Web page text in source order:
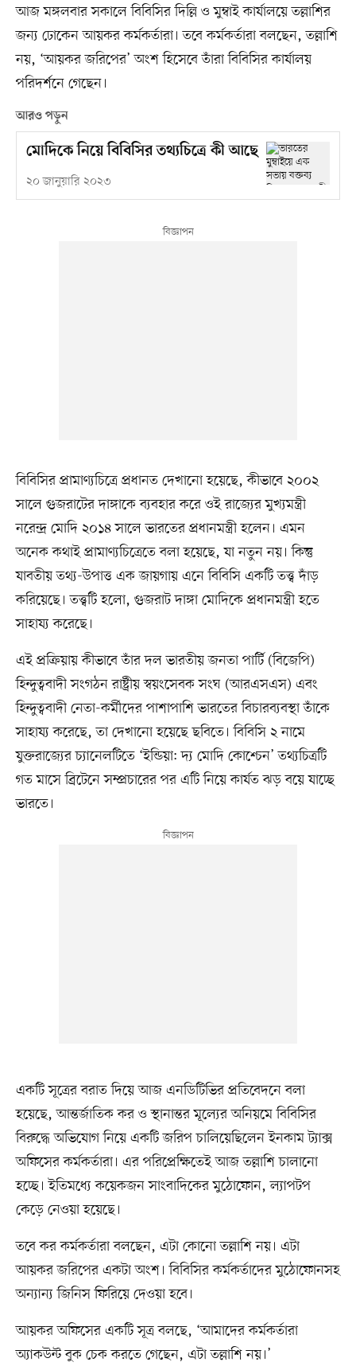
আজ মঙ্গলবার সকালে বিবিসির দিল্লি ও মুম্বাই কার্যালয়ে তল্লাশির
জন্য ঢোকেন আয়কর কর্মকর্তারা। তবে কর্মকর্তারা বলছেন, তল্লাশি
নয়, ‘আয়কর জরিপের’ অংশ হিসেবে তাঁরা বিবিসির কার্যালয়
পরিদর্শনে গেছেন।
আরও পড়ুন
মোদিকে নিয়ে বিবিসির তথ্যচিত্রে কী আছে
২০ জানুয়ারি ২০২৩
বিবিসির প্রামাণ্যচিত্রে প্রধানত দেখানো হয়েছে, কীভাবে ২০০২
সালে গুজরাটের দাঙ্গাকে ব্যবহার করে ওই রাজ্যের মুখ্যমন্ত্রী
নরেন্দ্র মোদি ২০১৪ সালে ভারতের প্রধানমন্ত্রী হলেন। এমন
অনেক কথাই প্রামাণ্যচিত্রেতে বলা হয়েছে, যা নতুন নয়। কিন্তু
যাবতীয় তথ্য-উপাত্ত এক জায়গায় এনে বিবিসি একটি তত্ত্ব দাঁড়
করিয়েছে। তত্ত্বটি হলো, গুজরাট দাঙ্গা মোদিকে প্রধানমন্ত্রী হতে
সাহায্য করেছে।
এই প্রক্রিয়ায় কীভাবে তাঁর দল ভারতীয় জনতা পার্টি (বিজেপি)
হিন্দুত্ববাদী সংগঠন রাষ্ট্রীয় স্বয়ংসেবক সংঘ (আরএসএস) এবং
হিন্দুত্ববাদী নেতা-কর্মীদের পাশাপাশি ভারতের বিচারব্যবস্থা তাঁকে
সাহায্য করেছে, তা দেখানো হয়েছে ছবিতে। বিবিসি ২ নামে
যুক্তরাজ্যের চ্যানেলটিতে ‘ইন্ডিয়া: দ্য মোদি কোশ্চেন’ তথ্যচিত্রটি
গত মাসে ব্রিটেনে সম্প্রচারের পর এটি নিয়ে কার্যত ঝড় বয়ে যাচ্ছে
ভারতে।
একটি সূত্রের বরাত দিয়ে আজ এনডিটিভির প্রতিবেদনে বলা
হয়েছে, আন্তর্জাতিক কর ও স্থানান্তর মূল্যের অনিয়মে বিবিসির
বিরুদ্ধে অভিযোগ নিয়ে একটি জরিপ চালিয়েছিলেন ইনকাম ট্যাক্স
অফিসের কর্মকর্তারা। এর পরিপ্রেক্ষিতেই আজ তল্লাশি চালানো
হচ্ছে। ইতিমধ্যে কয়েকজন সাংবাদিকের মুঠোফোন, ল্যাপটপ
কেড়ে নেওয়া হয়েছে।
তবে কর কর্মকর্তারা বলছেন, এটা কোনো তল্লাশি নয়। এটা
আয়কর জরিপের একটা অংশ। বিবিসির কর্মকর্তাদের মুঠোফোনসহ
অন্যান্য জিনিস ফিরিয়ে দেওয়া হবে।
আয়কর অফিসের একটি সূত্র বলছে, ‘আমাদের কর্মকর্তারা
অ্যাকউন্ট বুক চেক করতে গেছেন, এটা তল্লাশি নয়।’